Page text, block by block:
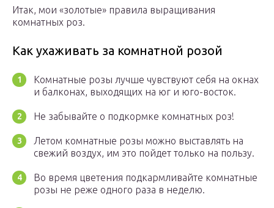
Итак, мои «золотые» правила выращивания
комнатных роз.
Как ухаживать за комнатной розой
Комнатные розы лучше чувствуют себя на окнах
и балконах, выходящих на юг и юго-восток.
Не забывайте о подкормке комнатных роз!
Летом комнатные розы можно выставлять на
свежий воздух, им это пойдет только на пользу.
Во время цветения подкармливайте комнатные
розы не реже одного раза в неделю.